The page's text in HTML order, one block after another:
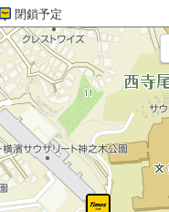
閉鎖予定